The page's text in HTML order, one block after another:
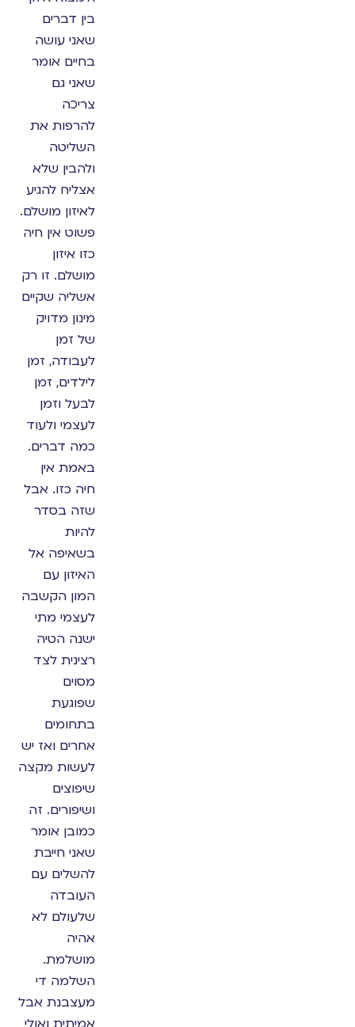
בין דברים
שאני עושה
בחיים אומר
שאני גם
צריכה
להרפות את
השליטה
ולהבין שלא
אצליח להגיע
לאיזון מושלם.
פשוט אין חיה
כזו איזון
מושלם. זו רק
אשליה שקיים
מינון מדויק
של זמן
לעבודה, זמן
לילדים, זמן
לבעל וזמן
לעצמי ולעוד
כמה דברים.
באמת אין
חיה כזו. אבל
שזה בסדר
להיות
בשאיפה אל
האיזון עם
המון הקשבה
לעצמי מתי
ישנה הטיה
רצינית לצד
מסוים
שפוגעת
בתחומים
אחרים ואז יש
לעשות מקצה
שיפוצים
ושיפורים. זה
כמובן אומר
שאני חייבת
להשלים עם
העובדה
שלעולם לא
אהיה
מושלמת.
השלמה די
מעצבנת אבל